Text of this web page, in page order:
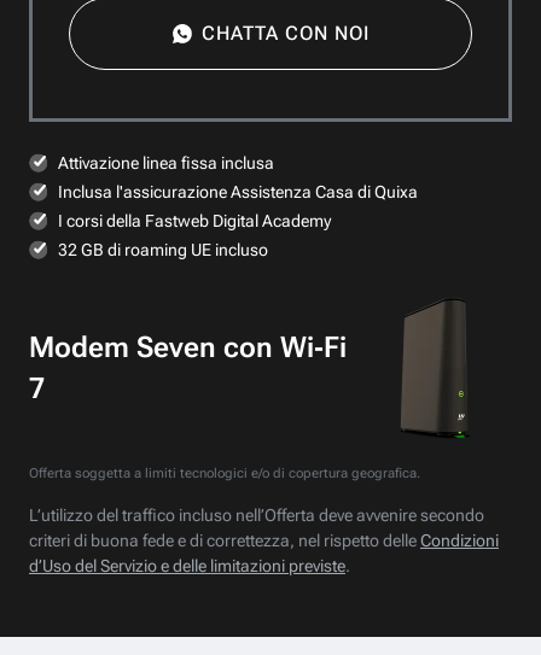
CHATTA CON NOI
Attivazione linea fissa inclusa
Inclusa l'assicurazione Assistenza Casa di Quixa
I corsi della Fastweb Digital Academy
32 GB di roaming UE incluso
Modem Seven con Wi‑Fi
7
Offerta soggetta a limiti tecnologici e/o di copertura geografica.
L’utilizzo del traffico incluso nell’Offerta deve avvenire secondo
criteri di buona fede e di correttezza, nel rispetto delleCondizioni
d’Uso del Servizio e delle limitazioni previste.